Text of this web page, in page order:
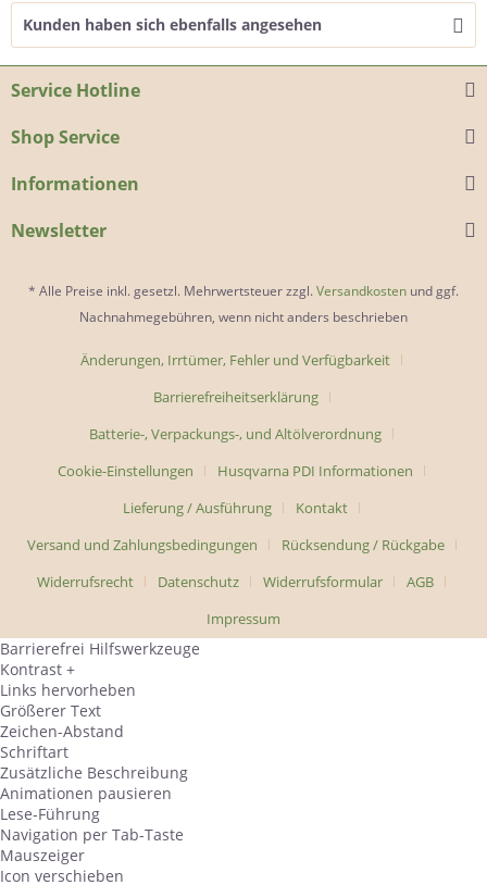
Kunden haben sich ebenfalls angesehen
Service Hotline
Shop Service
Informationen
Newsletter
* Alle Preise inkl. gesetzl. Mehrwertsteuer zzgl.Versandkosten und ggf.
Nachnahmegebühren, wenn nicht anders beschrieben
Änderungen, Irrtümer, Fehler und Verfügbarkeit
Barrierefreiheitserklärung
Batterie-, Verpackungs-, und Altölverordnung
Cookie-Einstellungen
Husqvarna PDI Informationen
Lieferung / Ausführung
Kontakt
Versand und Zahlungsbedingungen
Rücksendung / Rückgabe
Widerrufsrecht
Datenschutz Widerrufsformular
AGB
Impressum
Barrierefrei Hilfswerkzeuge
Kontrast +
Links hervorheben
Größerer Text
Zeichen-Abstand
Schriftart
Zusätzliche Beschreibung
Animationen pausieren
Lese-Führung
Navigation per Tab-Taste
Mauszeiger
Icon verschieben